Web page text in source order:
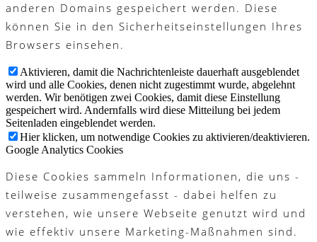
anderen Domains gespeichert werden. Diese
können Sie in den Sicherheitseinstellungen Ihres
Browsers einsehen.
Aktivieren, damit die Nachrichtenleiste dauerhaft ausgeblendet
wird und alle Cookies, denen nicht zugestimmt wurde, abgelehnt
werden. Wir benötigen zwei Cookies, damit diese Einstellung
gespeichert wird. Andernfalls wird diese Mitteilung bei jedem
Seitenladen eingeblendet werden.
Hier klicken, um notwendige Cookies zu aktivieren/deaktivieren.
Google Analytics Cookies
Diese Cookies sammeln Informationen, die uns -
teilweise zusammengefasst - dabei helfen zu
verstehen, wie unsere Webseite genutzt wird und
wie effektiv unsere Marketing-Maßnahmen sind.